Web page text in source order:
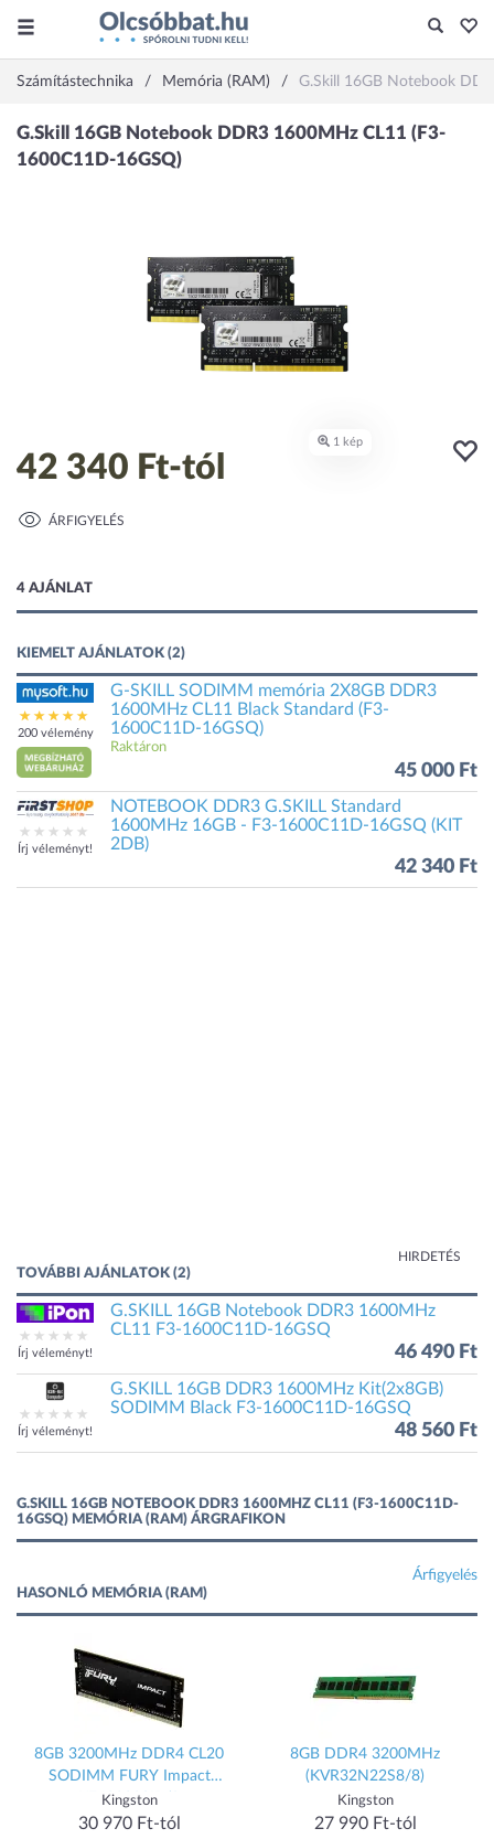
Számítástechnika Memória (RAM) G.Skill 16GB Notebook
42 340 Ft-tól
ÁRFIGYELÉS
4 AJÁNLAT
KIEMELT AJÁNLATOK (2)
200 vélemény
G-SKILL SODIMM memória 2X8GB DDR3
1600MHz CL11 Black Standard (F3-
1600C11D-16GSQ)
Raktáron
45 000 Ft
Írj véleményt!
NOTEBOOK DDR3 G.SKILL Standard
1600MHz 16GB - F3-1600C11D-16GSQ (KIT
2DB)
42 340 Ft
HIRDETÉS
TOVÁBBI AJÁNLATOK (2)
Írj véleményt!
G.SKILL 16GB Notebook DDR3 1600MHz
CL11 F3-1600C11D-16GSQ
46 490 Ft
Írj véleményt!
G.SKILL 16GB DDR3 1600MHz Kit(2x8GB)
SODIMM Black F3-1600C11D-16GSQ
48 560 Ft
G.SKILL 16GB NOTEBOOK DDR3 1600MHZ CL11 (F3-1600C11D-
16GSQ) MEMÓRIA (RAM) ÁRGRAFIKON
Árfigyelés
HASONLÓ MEMÓRIA (RAM)
8GB 3200MHz DDR4 CL20
SODIMM FURY Impact
KF432S20IB/8
Kingston
30 970 Ft-tól
8GB DDR4 3200MHz
(KVR32N22S8/8)
Kingston
27 990 Ft-tól